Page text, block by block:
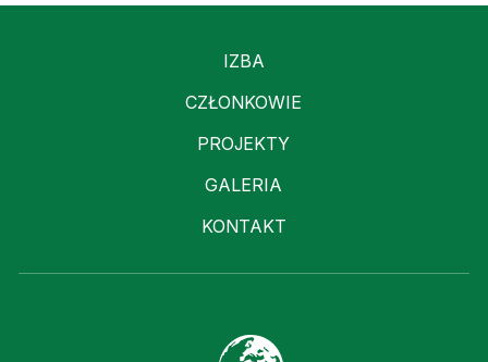
IZBA
CZŁONKOWIE
PROJEKTY
GALERIA
KONTAKT